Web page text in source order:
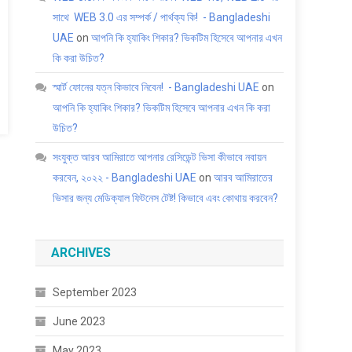
সাথে WEB 3.0 এর সম্পর্ক / পার্থক্য কি! - Bangladeshi
UAE onআপনি কি হ্যাকিং শিকার? ভিকটিম হিসেবে আপনার এখন
কি করা উচিত?
স্মার্ট ফোনের যত্ন কিভাবে নিবেন! - Bangladeshi UAE on
আপনি কি হ্যাকিং শিকার? ভিকটিম হিসেবে আপনার এখন কি করা
উচিত?
সংযুক্ত আরব আমিরাতে আপনার রেসিডেন্ট ভিসা কীভাবে নবায়ন
করবেন, ২০২২ - Bangladeshi UAE onআরব আমিরাতের
ভিসার জন্য মেডিক্যাল ফিটনেস টেষ্ট! কিভাবে এবং কোথায় করবেন?
ARCHIVES
September 2023
June 2023